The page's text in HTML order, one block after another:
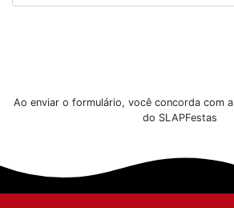
Ao enviar o formulário, você concorda com a
do SLAPFestas